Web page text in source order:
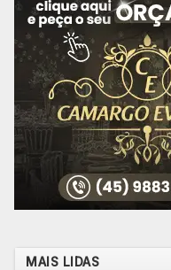
MAIS LIDAS